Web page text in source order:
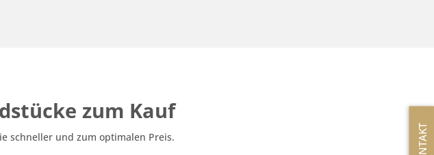
KONTAKT
zum Kauf
schneller und zum optimalen Preis.